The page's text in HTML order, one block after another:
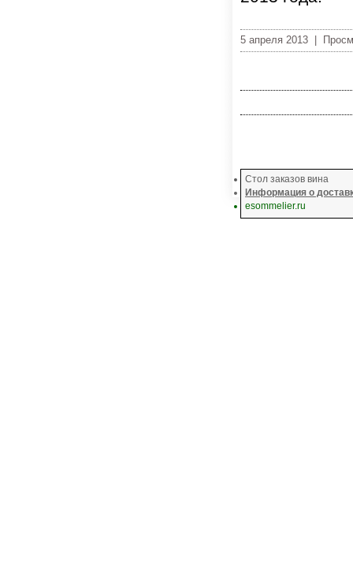
5 апреля 2013 |
Стол заказов вина
Информация о
esommelier.ru